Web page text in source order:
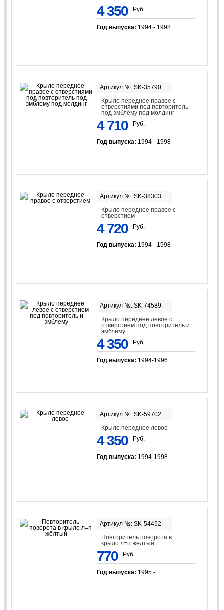
4 350 Руб.
Год выпуска: 1994 - 1998
Артикул №: SK-35790
Крыло переднее правое с
отверстиями под повторитель
под эмблему под молдинг
4 710 Руб.
Год выпуска: 1994 - 1998
Артикул №: SK-38303
Крыло переднее правое с
отверстием
4 720 Руб.
Год выпуска: 1994 - 1998
Артикул №: SK-74589
Крыло переднее левое с
отверстием под повторитель и
эмблему
4 350 Руб.
Год выпуска: 1994-1996
Артикул №: SK-59702
Крыло переднее левое
4 350 Руб.
Год выпуска: 1994-1998
Артикул №: SK-54452
Повторитель поворота в
крыло л=п жёлтый
770 Руб.
Год выпуска: 1995 -